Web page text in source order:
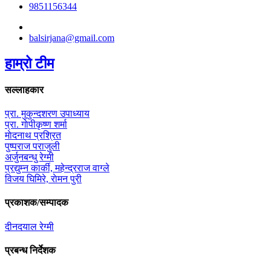
9851156344
balsirjana@gmail.com
हाम्रो टीम
सल्लाहकार
प्रा. मुकुन्दशरण उपाध्याय
प्रा. गाेपीकृष्ण शर्मा
माेदनाथ प्रश्रित
पुष्पराज पराजुली
अर्जुनबन्धु रेग्मी
प्रद्युम्न कार्की, महेन्द्रराज वाग्ले
विजय घिमिरे, राेमन पुरी
प्रकाशक/सम्पादक
दीनदयाल रेग्मी
प्रबन्ध निर्देशक